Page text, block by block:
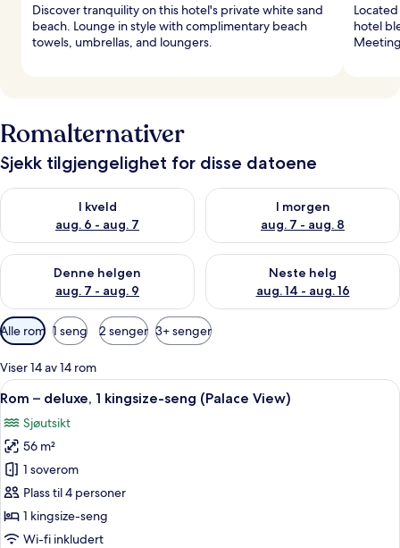
Discover tranquility on this hotel's private white sand
beach. Lounge in style with complimentary beach
towels, umbrellas, and loungers.
hotel
Romalternativer
Sjekk tilgjengelighet for disse datoene
I kveld
aug. 6 - aug. 7
Sjekk tilgjengelighet for i kveld, aug. 6 - aug. 7
I morgen
aug. 7 - aug. 8
Sjekk tilgjengelighet for i
Denne helgen
aug. 7 - aug. 9
Sjekk tilgjengelighet for denne helgen, aug. 7 - aug. 9
Neste helg
aug. 14 - aug. 16
Sjekk tilgjengelighet for neste
Tilgjengelige
filtre
for
rom
Alle rom 1 seng 2 senger 3+ senger
Viser 14 av 14 rom
Åpne
alle
bildene
av
Rom
–
deluxe,
1
Allergitestet sengetøy, dundyner,
10
Rom – deluxe, 1 kingsize-seng (Palace View)
Sjøutsikt
56 m²
1 soverom
Plass til 4 personer
1 kingsize-seng
Wi-fi inkludert